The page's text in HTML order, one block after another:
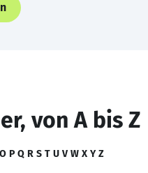
von A bis Z
O P Q R S T U V W X Y Z